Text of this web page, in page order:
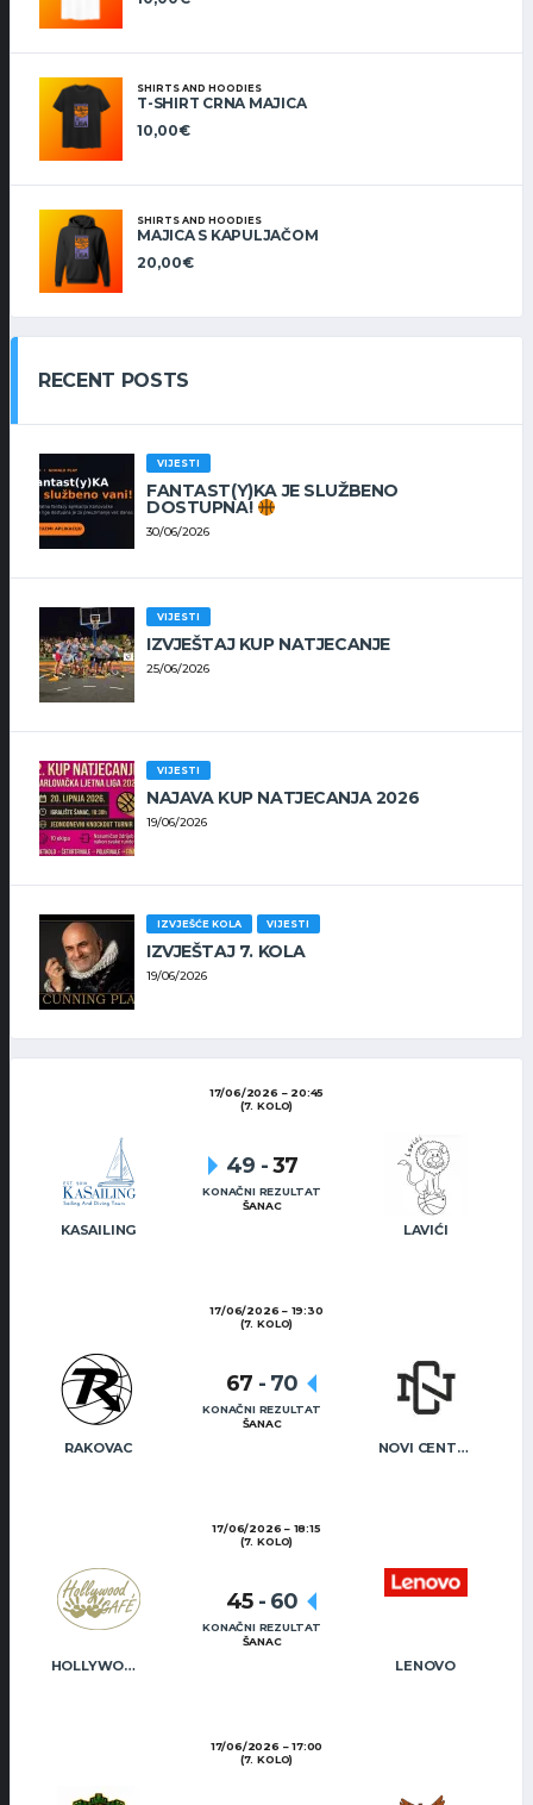
SHIRTS AND HOODIES
T-SHIRT CRNA MAJICA
10,00€
SHIRTS AND HOODIES
MAJICA S KAPULJAČOM
20,00€
RECENT POSTS
VIJESTI
FANTAST(Y)KA JE SLUŽBENO
DOSTUPNA!
30/06/2026
VIJESTI
IZVJEŠTAJ KUP NATJECANJE
25/06/2026
VIJESTI
NAJAVA KUP NATJECANJA 2026
19/06/2026
IZVJEŠĆE KOLA VIJESTI
IZVJEŠTAJ 7. KOLA
19/06/2026
17/06/2026
20:45
(7. KOLO)
KASAILING LAVIĆI
49 -37
KONAČNI REZULTAT
ŠANAC
17/06/2026
19:30
(7. KOLO)
RAKOVAC NOVI CENTAR
67 - 70
KONAČNI REZULTAT
ŠANAC
17/06/2026
18:15
(7. KOLO)
HOLLYWOOD CAFÉ LENOVO
45 - 60
KONAČNI REZULTAT
ŠANAC
17/06/2026
17:00
(7. KOLO)